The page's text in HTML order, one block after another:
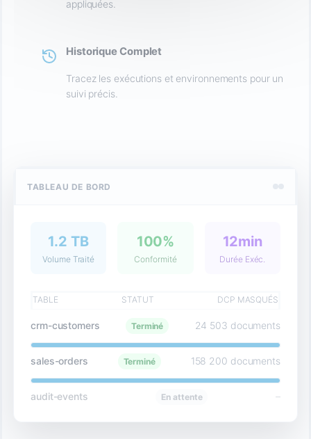
TABLEAU DE BORD
1.2 TB
Volume Traité
100%
Conformité
12min
Durée Exéc.
TABLE STATUT DCP MASQUÉS
crm-customers Terminé 24 503 documents
sales-orders Terminé 158 200 documents
audit-events En attente –
appliquées.
Historique Complet
Tracez les exécutions et environnements pour un
suivi précis.